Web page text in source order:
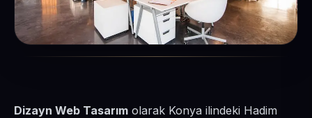
Dizayn Web Tasarım olarak Konya ilindeki Hadim